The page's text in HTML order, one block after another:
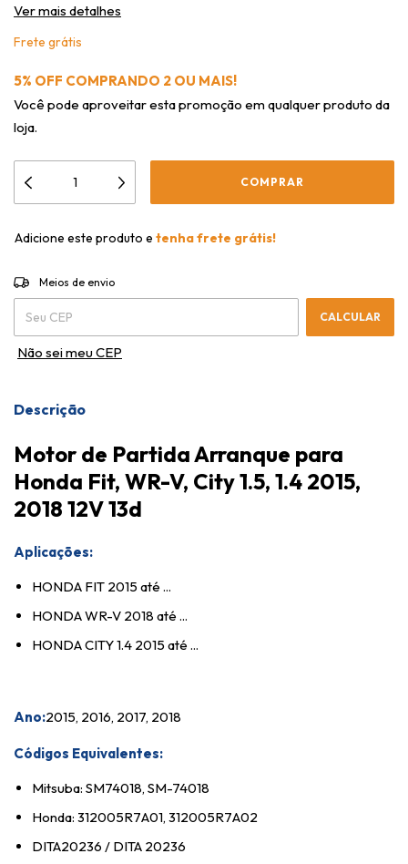
Ver mais detalhes
Frete grátis
5% OFF COMPRANDO 2 OU MAIS!
Você pode aproveitar esta promoção em qualquer produto da
loja.
Adicione este produto e tenha frete grátis!
Entregas para o CEP:
Meios de envio
CALCULAR
Não sei meu CEP
Descrição
Motor de Partida Arranque para
Honda Fit, WR-V, City 1.5, 1.4 2015,
2018 12V 13d
Aplicações:
HONDA FIT 2015 até ...
HONDA WR-V 2018 até ...
HONDA CITY 1.4 2015 até ...
Ano:2015, 2016, 2017, 2018
Códigos Equivalentes:
Mitsuba: SM74018, SM-74018
Honda: 312005R7A01, 312005R7A02
DITA20236 / DITA 20236